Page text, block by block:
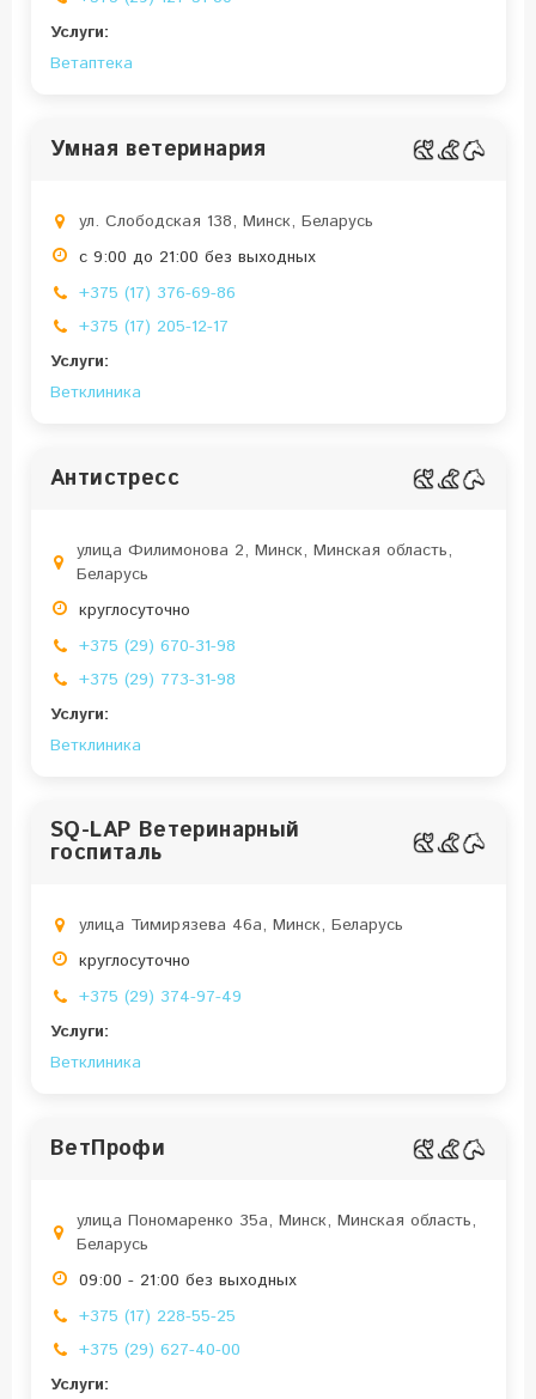
Услуги:
Ветаптека
Умная ветеринария
ул. Слободская 138, Минск, Беларусь
с 9:00 до 21:00 без выходных
+375 (17) 376-69-86
+375 (17) 205-12-17
Услуги:
Ветклиника
Антистресс
улица Филимонова 2, Минск, Минская область,
Беларусь
круглосуточно
+375 (29) 670-31-98
+375 (29) 773-31-98
Услуги:
Ветклиника
SQ-LAP Ветеринарный
госпиталь
улица Тимирязева 46а, Минск, Беларусь
круглосуточно
+375 (29) 374-97-49
Услуги:
Ветклиника
ВетПрофи
улица Пономаренко 35a, Минск, Минская область,
Беларусь
09:00 - 21:00 без выходных
+375 (17) 228-55-25
+375 (29) 627-40-00
Услуги: